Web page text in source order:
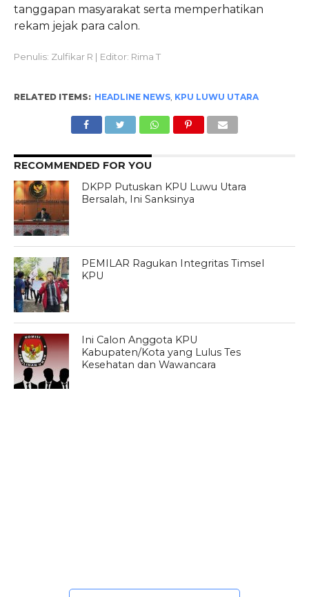
tanggapan masyarakat serta memperhatikan
rekam jejak para calon.
Penulis: Zulfikar R | Editor: Rima T
RELATED ITEMS: HEADLINE NEWS, KPU LUWU UTARA
RECOMMENDED FOR YOU
DKPP Putuskan KPU Luwu Utara
Bersalah, Ini Sanksinya
PEMILAR Ragukan Integritas Timsel
KPU
Ini Calon Anggota KPU
Kabupaten/Kota yang Lulus Tes
Kesehatan dan Wawancara